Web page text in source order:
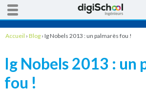
Accueil › Blog › Ig Nobels 2013 : un palmarès fou !
Ig Nobels 2013 : un
fou !